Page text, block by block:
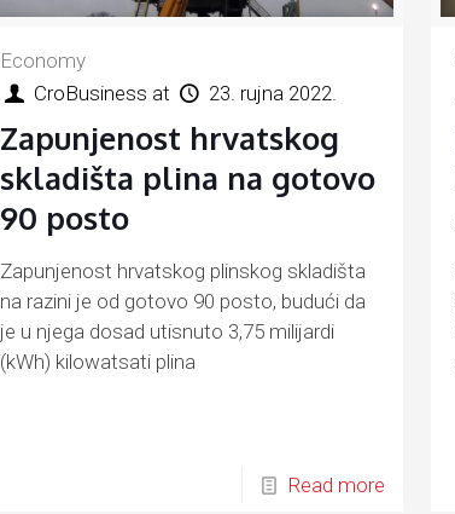
Economy
CroBusiness at 23. rujna 2022.
Zapunjenost hrvatskog
skladišta plina na gotovo
90 posto
Zapunjenost hrvatskog plinskog skladišta
na razini je od gotovo 90 posto, budući da
je u njega dosad utisnuto 3,75 milijardi
(kWh) kilowatsati plina
Read more